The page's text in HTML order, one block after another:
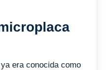
era conocida como